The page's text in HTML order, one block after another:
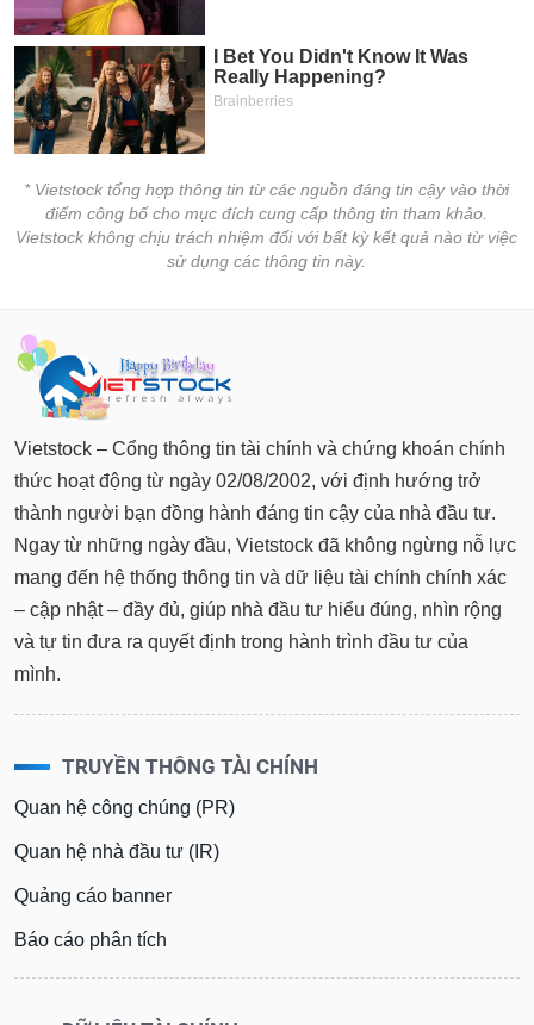
* Vietstock tổng hợp thông tin từ các nguồn đáng tin cậy vào thời
điểm công bố cho mục đích cung cấp thông tin tham khảo.
Vietstock không chịu trách nhiệm đối với bất kỳ kết quả nào từ việc
sử dụng các thông tin này.
Vietstock – Cổng thông tin tài chính và chứng khoán chính
thức hoạt động từ ngày 02/08/2002, với định hướng trở
thành người bạn đồng hành đáng tin cậy của nhà đầu tư.
Ngay từ những ngày đầu, Vietstock đã không ngừng nỗ lực
mang đến hệ thống thông tin và dữ liệu tài chính chính xác
– cập nhật – đầy đủ, giúp nhà đầu tư hiểu đúng, nhìn rộng
và tự tin đưa ra quyết định trong hành trình đầu tư của
mình.
TRUYỀN THÔNG TÀI CHÍNH
Quan hệ công chúng (PR)
Quan hệ nhà đầu tư (IR)
Quảng cáo banner
Báo cáo phân tích
Công
cụ
tư
tài
chính
Dữ
liệu
tài
chính